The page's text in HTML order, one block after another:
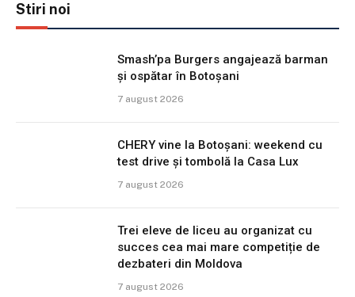
Stiri noi
Smash’pa Burgers angajează barman
și ospătar în Botoșani
7 august 2026
CHERY vine la Botoșani: weekend cu
test drive și tombolă la Casa Lux
7 august 2026
Trei eleve de liceu au organizat cu
succes cea mai mare competiție de
dezbateri din Moldova
7 august 2026